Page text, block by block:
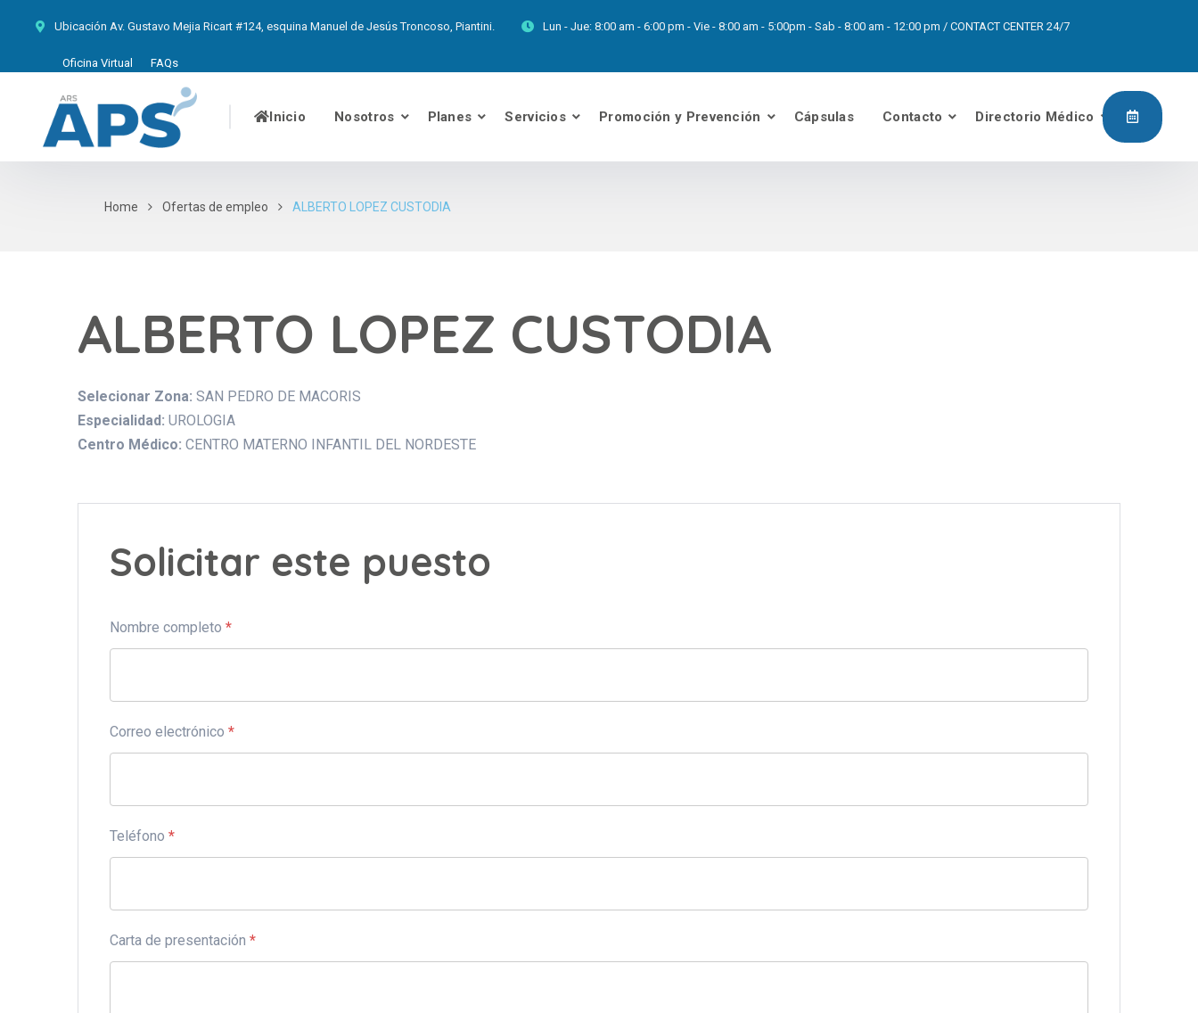
Ubicación Av. Gustavo Mejia Ricart #124, esquina Manuel de Jesús Troncoso, Piantini. Lun - Jue: 8:00 am - 6:00 pm - Vie - 8:00 am - 5:00pm - Sab - 8:00 am - 12:00 pm / CONTACT CENTER 24/7
Oficina Virtual FAQs
Inicio Nosotros Planes Servicios Promoción y Prevención Cápsulas Contacto Directorio Médico
Home Ofertas de empleo ALBERTO LOPEZ CUSTODIA
ALBERTO LOPEZ CUSTODIA
Selecionar Zona: SAN PEDRO DE MACORIS
Especialidad: UROLOGIA
Centro Médico: CENTRO MATERNO INFANTIL DEL NORDESTE
Solicitar este puesto
Nombre completo *
Correo electrónico *
Teléfono *
Carta de presentación *